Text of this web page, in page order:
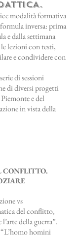
modalità formativa
inversa: prima
e dalla settimana
lezioni con testi,
e condividere con
di sessioni
di diversi progetti
e del
in vista della
CONFLITTO.
vs
del conflitto,
della guerra”.
homini